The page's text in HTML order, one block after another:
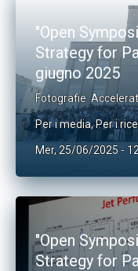
"Open
Strategy for
giugno 2025
Fotografie
Per i media,Per i
Mer, 25/06/2025 -
"Open
Strategy for